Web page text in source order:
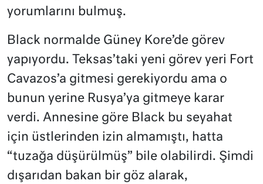
yorumlarını bulmuş.
Black normalde Güney Kore’de görev
yapıyordu. Teksas’taki yeni görev yeri Fort
Cavazos’a gitmesi gerekiyordu ama o
bunun yerine Rusya’ya gitmeye karar
verdi. Annesine göre Black bu seyahat
için üstlerinden izin almamıştı, hatta
“tuzağa düşürülmüş” bile olabilirdi. Şimdi
dışarıdan bakan bir göz alarak,